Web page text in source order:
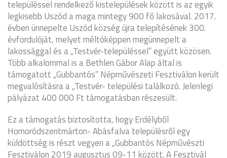
településsel rendelkező kistelepülések között is az egyik
legkisebb Uszód a maga mintegy 900 fő lakosával. 2017.
évben ünnepelte Uszód község újra telepítésének 300.
évfordulóját, melyet méltóképpen megünnepelt a
lakossággal és a „Testvér-településsel” együtt közösen.
Több alkalommal is a Bethlen Gábor Alap által is
támogatott „Gubbantós” Népművészeti Fesztiválon került
megvalósításra a „Testvér- települési találkozó. Jelenlegi
pályázat 400 000 Ft támogatásban részesült.
Ez a támogatás biztosította, hogy Erdélyből
Homoródszentmárton- Abásfalva településről egy
küldöttség is részt vegyen a „Gubbantós Népművészti
Fesztiválon 2019 augusztus 09-11 között. A Fesztivál